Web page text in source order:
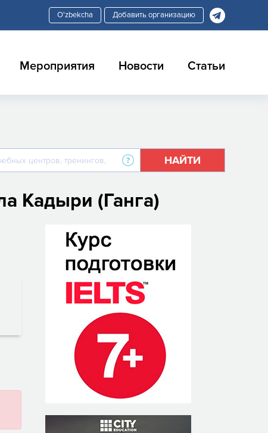
Добавить организацию
Мероприятия Новости Статьи
НАЙТИ
Кадыри (Ганга)